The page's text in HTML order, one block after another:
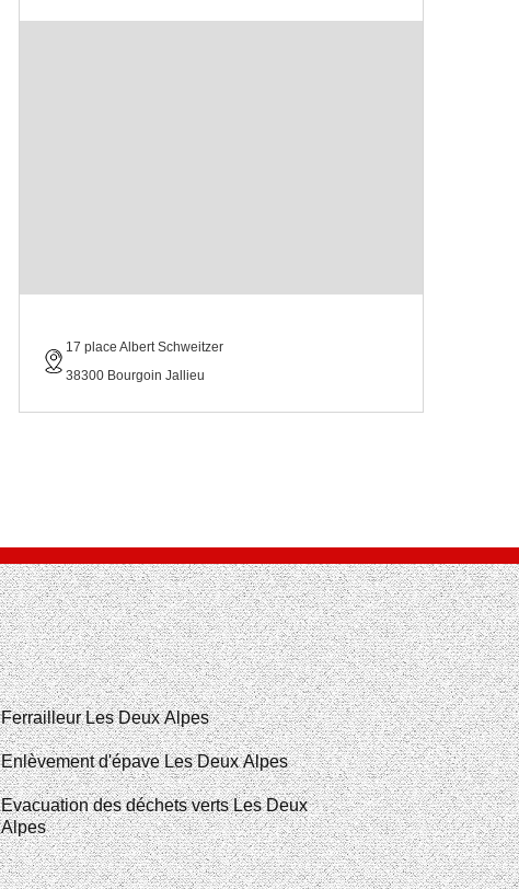
17 place Albert Schweitzer
38300 Bourgoin Jallieu
Ferrailleur Les Deux Alpes
Enlèvement d'épave Les Deux Alpes
Evacuation des déchets verts Les Deux
Alpes